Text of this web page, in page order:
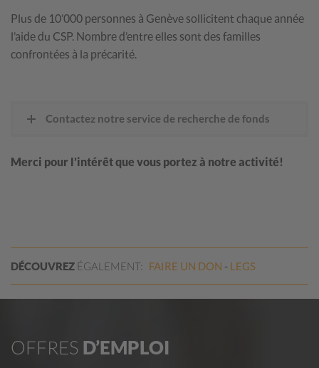
Plus de 10’000 personnes à Genève sollicitent chaque année
l’aide du CSP. Nombre d’entre elles sont des familles
confrontées à la précarité.
Contactez notre service de recherche de fonds
Merci pour l’intérêt que vous portez à notre activité!
DÉCOUVREZ ÉGALEMENT: FAIRE UN DON LEGS
OFFRES D’EMPLOI